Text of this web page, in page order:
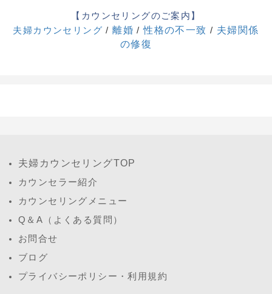
【カウンセリングのご案内】
夫婦カウンセリング /離婚 /性格の不一致 / 夫婦関係
の修復
夫婦カウンセリングTOP
カウンセラー紹介
カウンセリングメニュー
Q＆A（よくある質問）
お問合せ
ブログ
プライバシーポリシー・利用規約